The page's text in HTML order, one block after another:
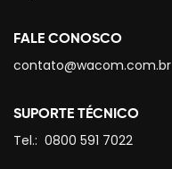
FALE CONOSCO
contato@wacom.com.br
SUPORTE TÉCNICO
Tel.: 0800 591 7022